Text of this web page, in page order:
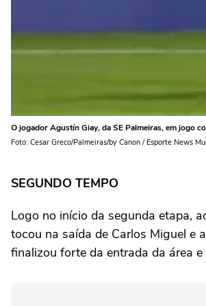
O jogador Agustín Giay, da SE Palmeiras, em jogo
Foto: Cesar Greco/Palmeiras/by Canon / Esporte News
SEGUNDO TEMPO
Logo no início da segunda etapa,
tocou na saída de Carlos Miguel e
finalizou forte da entrada da área